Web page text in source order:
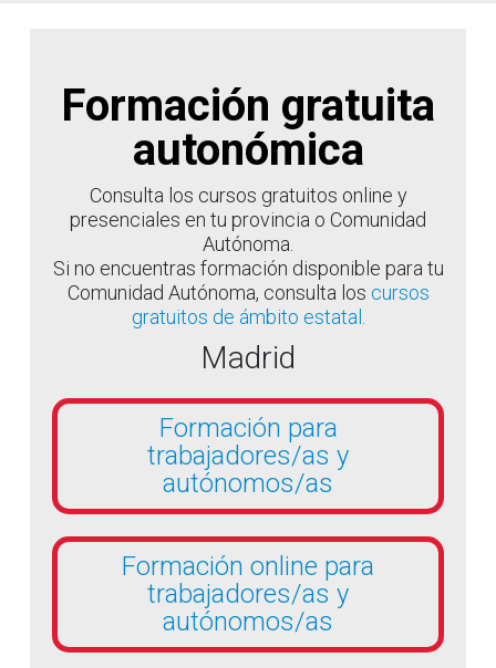
Formación gratuita
autonómica
Consulta los cursos gratuitos online y
presenciales en tu provincia o Comunidad
Autónoma.
Si no encuentras formación disponible para tu
Comunidad Autónoma, consulta los cursos
gratuitos de ámbito estatal.
Madrid
Formación para
trabajadores/as y
autónomos/as
Formación online para
trabajadores/as y
autónomos/as